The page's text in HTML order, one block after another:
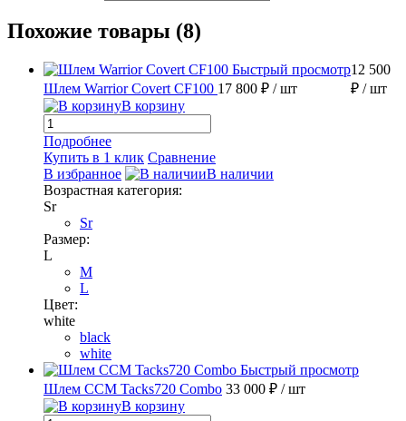
Похожие товары (8)
Быстрый просмотр
Шлем Warrior Covert CF100 17 800 ₽ / шт
В корзину
Подробнее
Купить в 1 клик Сравнение
В избранное
В наличии
Возрастная категория:
Sr
Sr
Размер:
L
M
L
Цвет:
white
black
white
Быстрый просмотр
Шлем CCM Tacks720 Combo 33 000 ₽ / шт
В корзину
12 500
₽ / шт